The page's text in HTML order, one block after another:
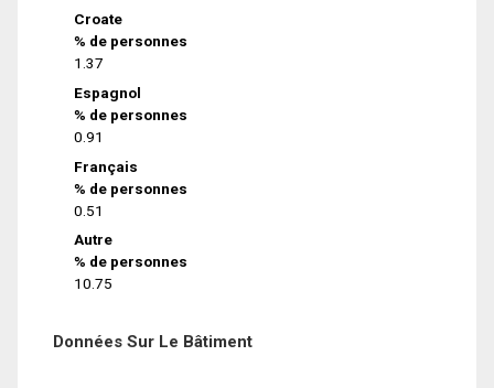
Croate
% de personnes
1.37
Espagnol
% de personnes
0.91
Français
% de personnes
0.51
Autre
% de personnes
10.75
Données Sur Le Bâtiment